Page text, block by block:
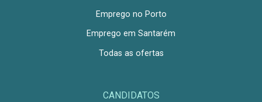
Emprego no Porto
Emprego em Santarém
Todas as ofertas
CANDIDATOS